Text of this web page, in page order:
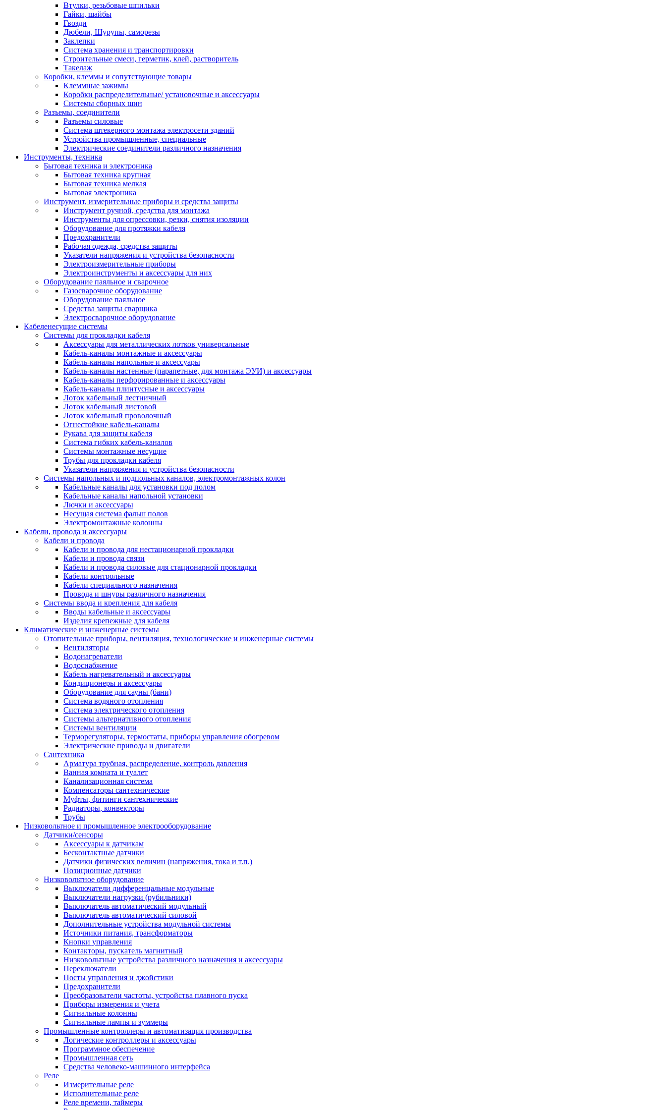
Втулки, резьбовые шпильки
Гайки, шайбы
Гвозди
Дюбели, Шурупы, саморезы
Заклепки
Система хранения и транспортировки
Строительные смеси, герметик, клей, растворитель
Такелаж
Коробки, клеммы и сопутствующие товары
Клеммные зажимы
Коробки распределительные/ установочные и аксессуары
Системы сборных шин
Разъемы, соединители
Разъемы силовые
Система штекерного монтажа электросети зданий
Устройства промышленные, специальные
Электрические соединители различного назначения
Инструменты, техника
Бытовая техника и электроника
Бытовая техника крупная
Бытовая техника мелкая
Бытовая электроника
Инструмент, измерительные приборы и средства защиты
Инструмент ручной, средства для монтажа
Инструменты для опрессовки, резки, снятия изоляции
Оборудование для протяжки кабеля
Предохранители
Рабочая одежда, средства защиты
Указатели напряжения и устройства безопасности
Электроизмерительные приборы
Электроинструменты и аксессуары для них
Оборудование паяльное и сварочное
Газосварочное оборудование
Оборудование паяльное
Средства защиты сварщика
Электросварочное оборудование
Кабеленесущие системы
Системы для прокладки кабеля
Аксессуары для металлических лотков универсальные
Кабель-каналы монтажные и аксессуары
Кабель-каналы напольные и аксессуары
Кабель-каналы настенные (парапетные, для монтажа ЭУИ) и аксессуары
Кабель-каналы перфорированные и аксессуары
Кабель-каналы плинтусные и аксессуары
Лоток кабельный лестничный
Лоток кабельный листовой
Лоток кабельный проволочный
Огнестойкие кабель-каналы
Рукава для защиты кабеля
Система гибких кабель-каналов
Системы монтажные несущие
Трубы для прокладки кабеля
Указатели напряжения и устройства безопасности
Системы напольных и подпольных каналов, электромонтажных колон
Кабельные каналы для установки под полом
Кабельные каналы напольной установки
Лючки и аксессуары
Несущая система фальш полов
Электромонтажные колонны
Кабели, провода и аксессуары
Кабели и провода
Кабели и провода для нестационарной прокладки
Кабели и провода связи
Кабели и провода силовые для стационарной прокладки
Кабели контрольные
Кабели специального назначения
Провода и шнуры различного назначения
Системы ввода и крепления для кабеля
Вводы кабельные и аксессуары
Изделия крепежные для кабеля
Климатические и инженерные системы
Отопительные приборы, вентиляция, технологические и инженерные системы
Вентиляторы
Водонагреватели
Водоснабжение
Кабель нагревательный и аксессуары
Кондиционеры и аксессуары
Оборудование для сауны (бани)
Система водяного отопления
Система электрического отопления
Системы альтернативного отопления
Системы вентиляции
Терморегуляторы, термостаты, приборы управления обогревом
Электрические приводы и двигатели
Сантехника
Арматура трубная, распределение, контроль давления
Ванная комната и туалет
Канализационная система
Компенсаторы сантехнические
Муфты, фитинги сантехнические
Радиаторы, конвекторы
Трубы
Низковольтное и промышленное электрооборудование
Датчики/сенсоры
Аксессуары к датчикам
Бесконтактные датчики
Датчики физических величин (напряжения, тока и т.п.)
Позиционные датчики
Низковольтное оборудование
Выключатели дифференцальные модульные
Выключатели нагрузки (рубильники)
Выключатель автоматический модульный
Выключатель автоматический силовой
Дополнительные устройства модульной системы
Источники питания, трансформаторы
Кнопки управления
Контакторы, пускатель магнитный
Низковольтные устройства различного назначения и аксессуары
Переключатели
Посты управления и джойстики
Предохранители
Преобразователи частоты, устройства плавного пуска
Приборы измерения и учета
Сигнальные колонны
Сигнальные лампы и зуммеры
Промышленные контроллеры и автоматизация производства
Логические контроллеры и аксессуары
Программное обеспечение
Промышленная сеть
Средства человеко-машинного интерфейса
Реле
Измерительные реле
Исполнительные реле
Реле времени, таймеры